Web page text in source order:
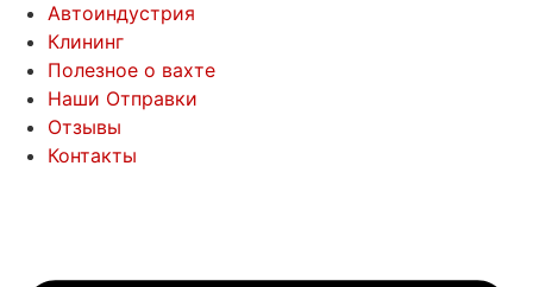
Автоиндустрия
Клининг
Полезное о вахте
Наши Отправки
Отзывы
Контакты